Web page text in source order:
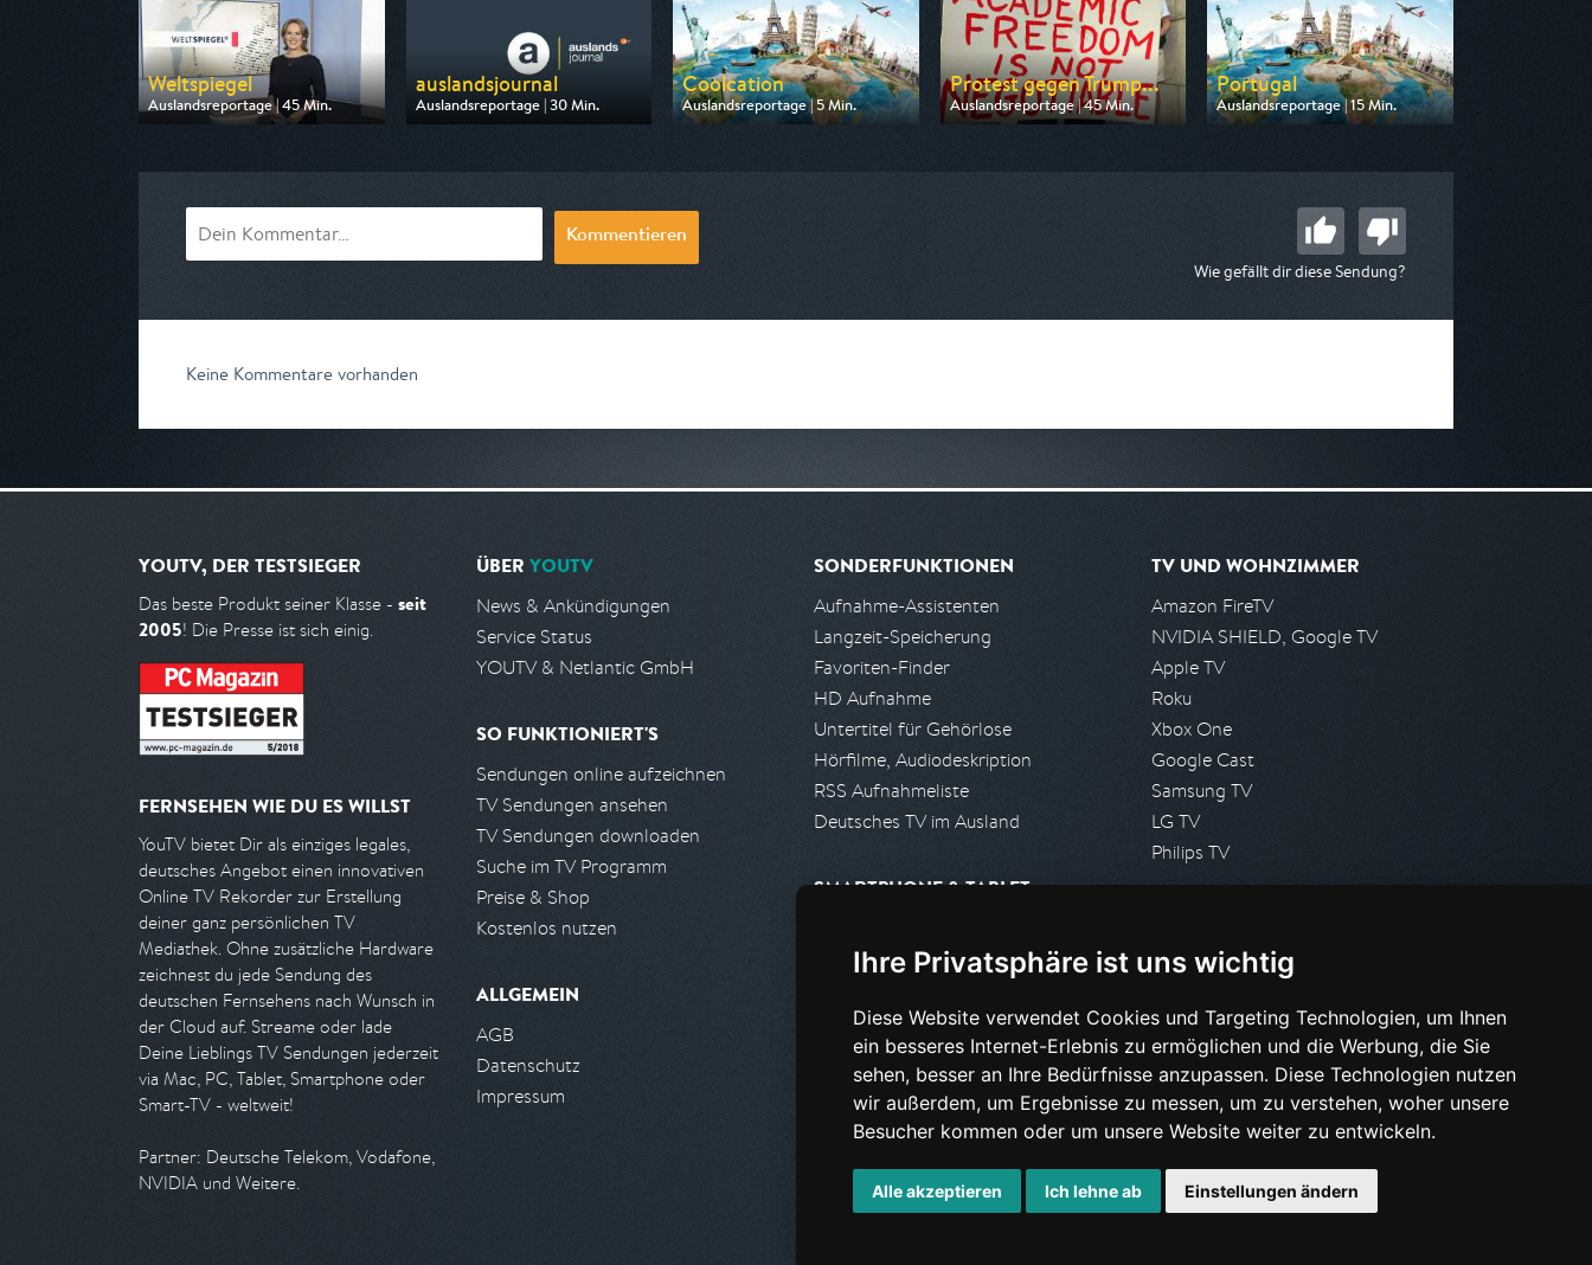
Ihre Privatsphäre ist uns wichtig
Diese Website verwendet Cookies und Targeting Technologien, um Ihnen
ein besseres Internet-Erlebnis zu ermöglichen und die Werbung, die Sie
sehen, besser an Ihre Bedürfnisse anzupassen. Diese Technologien nutzen
wir außerdem, um Ergebnisse zu messen, um zu verstehen, woher unsere
Besucher kommen oder um unsere Website weiter zu entwickeln.
Alle akzeptieren Ich lehne ab Einstellungen ändern
Weltspiegel
Auslandsreportage | 45 Min.
Ausgestrahlt von ARD
auslandsjournal
Auslandsreportage | 30 Min.
Ausgestrahlt von ZDF
Coolcation
Auslandsreportage | 5 Min.
Ausgestrahlt von Phoenix
Protest gegen Trump...
Auslandsreportage | 45 Min.
Ausgestrahlt von ZDF info
Portugal
Auslandsreportage | 15 Min.
Ausgestrahlt von Phoenix
Kommentieren
Wie gefällt dir diese Sendung?
Keine Kommentare vorhanden
YOUTV, DER TESTSIEGER
Das beste Produkt seiner Klasse - seit
2005! Die Presse ist sich einig.
FERNSEHEN WIE DU ES WILLST
YouTV bietet Dir als einziges legales,
deutsches Angebot einen innovativen
Online TV Rekorder zur Erstellung
deiner ganz persönlichen TV
Mediathek. Ohne zusätzliche Hardware
zeichnest du jede Sendung des
deutschen Fernsehens nach Wunsch in
der Cloud auf. Streame oder lade
Deine Lieblings TV Sendungen jederzeit
via Mac, PC, Tablet, Smartphone oder
Smart-TV - weltweit!
Partner: Deutsche Telekom, Vodafone,
NVIDIA und Weitere.
ÜBER YOUTV
News & Ankündigungen
Service Status
YOUTV & Netlantic GmbH
SO FUNKTIONIERT'S
Sendungen online aufzeichnen
TV Sendungen ansehen
TV Sendungen downloaden
Suche im TV Programm
Preise & Shop
Kostenlos nutzen
ALLGEMEIN
AGB
Datenschutz
Impressum
SONDERFUNKTIONEN
Aufnahme-Assistenten
Langzeit-Speicherung
Favoriten-Finder
HD Aufnahme
Untertitel für Gehörlose
Hörfilme, Audiodeskription
RSS Aufnahmeliste
Deutsches TV im Ausland
SMARTPHONE & TABLET
Android App
PARTNER
Partnerliste
Partner werden
TV UND WOHNZIMMER
Amazon FireTV
NVIDIA SHIELD, Google TV
Apple TV
Roku
Xbox One
Google Cast
Samsung TV
LG TV
Philips TV
Presseanfrage stellen
HILFE & SUPPORT
Häufig gestellte Fragen
Anfrage stellen